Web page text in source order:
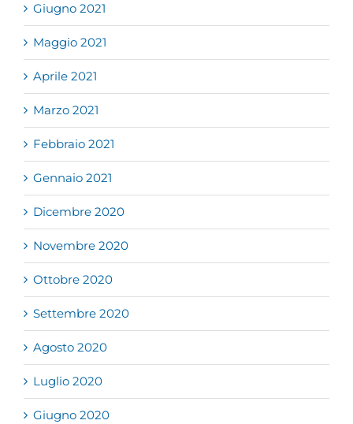
Giugno 2021
Maggio 2021
Aprile 2021
Marzo 2021
Febbraio 2021
Gennaio 2021
Dicembre 2020
Novembre 2020
Ottobre 2020
Settembre 2020
Agosto 2020
Luglio 2020
Giugno 2020